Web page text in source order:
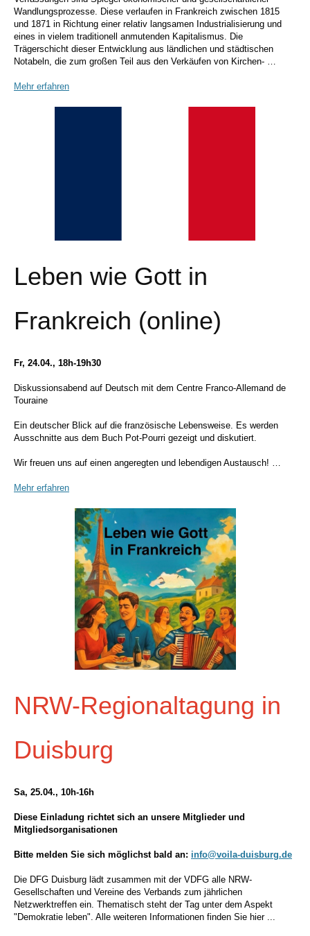
Wandlungsprozesse. Diese verlaufen in Frankreich zwischen 1815
und 1871 in Richtung einer relativ langsamen Industrialisierung und
eines in vielem traditionell anmutenden Kapitalismus. Die
Trägerschicht dieser Entwicklung aus ländlichen und städtischen
Notabeln, die zum großen Teil aus den Verkäufen von Kirchen- …
Mehr erfahren
Leben wie Gott in
Frankreich (online)
Fr, 24.04., 18h-19h30
Diskussionsabend auf Deutsch mit dem Centre Franco-Allemand de
Touraine
Ein deutscher Blick auf die französische Lebensweise. Es werden
Ausschnitte aus dem Buch Pot-Pourri gezeigt und diskutiert.
Wir freuen uns auf einen angeregten und lebendigen Austausch! …
Mehr erfahren
NRW-Regionaltagung in
Duisburg
Sa, 25.04., 10h-16h
Diese Einladung richtet sich an unsere Mitglieder und
Mitgliedsorganisationen
Bitte melden Sie sich möglichst bald an: info@voila-duisburg.de
Die DFG Duisburg lädt zusammen mit der VDFG alle NRW-
Gesellschaften und Vereine des Verbands zum jährlichen
Netzwerktreffen ein. Thematisch steht der Tag unter dem Aspekt
"Demokratie leben". Alle weiteren Informationen finden Sie hier ...